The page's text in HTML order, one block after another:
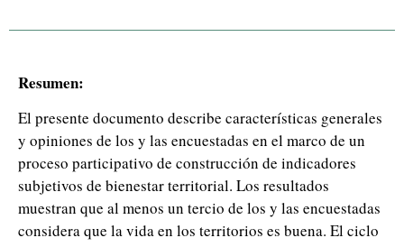
Resumen:
El presente documento describe características generales
y opiniones de los y las encuestadas en el marco de un
proceso participativo de construcción de indicadores
subjetivos de bienestar territorial. Los resultados
muestran que al menos un tercio de los y las encuestadas
considera que la vida en los territorios es buena. El ciclo